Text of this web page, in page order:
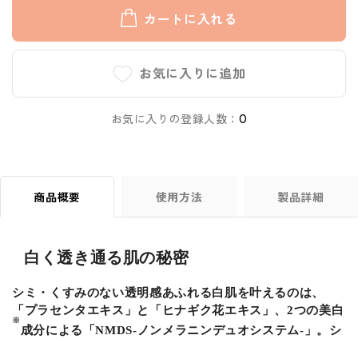
カートに入れる
お気に入りに追加
お気に入りの登録人数： 0
商品概要 使用方法 製品詳細
白く透き通る肌の秘密
シミ・くすみのない透明感あふれる白肌を叶えるのは、
「プラセンタエキス」と「ヒナギク花エキス」、2つの美白
※
成分による「NMDS-ノンメラニンデュオシステム-」。シ